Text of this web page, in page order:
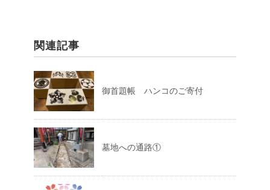
関連記事
御首題帳 ハンコのご寄付
墓地への通路①